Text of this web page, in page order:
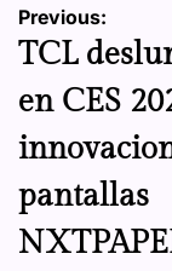
de
entradas
Previous:
TCL
en CES
pantallas